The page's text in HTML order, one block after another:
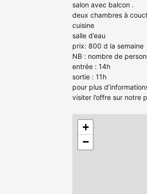
salon avec balcon .
deux chambres à
cuisine
salle d’eau
prix: 800 d la semaine
NB : nombre de
entrée : 14h
sortie : 11h
pour plus
visiter l’offre sur notre
+
−